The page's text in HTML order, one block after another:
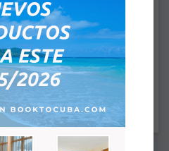
4:00PM
12:00PM